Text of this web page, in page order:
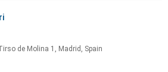
de Molina 1, Madrid, Spain